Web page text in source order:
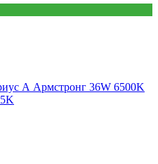
А Армстронг 36W 6500K